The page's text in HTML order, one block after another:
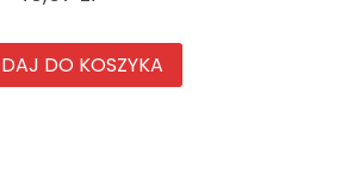
DO KOSZYKA